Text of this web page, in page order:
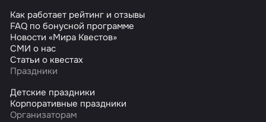
Как работает рейтинг и отзывы
FAQ по бонусной программе
Новости «Мира Квестов»
СМИ о нас
Статьи о квестах
Праздники
Детские праздники
Корпоративные праздники
Организаторам